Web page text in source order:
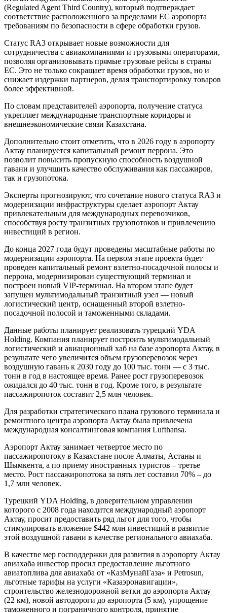
(Regulated Agent Third Country), который подтверждает
соответствие расположенного за пределами ЕС аэропорта
требованиям по безопасности в сфере обработки грузов.
Статус RA3 открывает новые возможности для
сотрудничества с авиакомпаниями и грузовыми операторами,
позволяя организовывать прямые грузовые рейсы в страны
ЕС. Это не только сокращает время обработки грузов, но и
снижает издержки партнеров, делая транспортировку товаров
более эффективной.
По словам представителей аэропорта, получение статуса
укрепляет международные транспортные коридоры и
внешнеэкономические связи Казахстана.
Дополнительно стоит отметить, что в 2026 году в аэропорту
Актау планируется капитальный ремонт перрона. Это
позволит повысить пропускную способность воздушной
гавани и улучшить качество обслуживания как пассажиров,
так и грузопотока.
Эксперты прогнозируют, что сочетание нового статуса RA3 и
модернизации инфраструктуры сделает аэропорт Актау
привлекательным для международных перевозчиков,
способствуя росту транзитных грузопотоков и привлечению
инвестиций в регион.
До конца 2027 года будут проведены масштабные работы по
модернизации аэропорта. На первом этапе проекта будет
проведен капитальный ремонт взлетно-посадочной полосы и
перрона, модернизирован существующий терминал и
построен новый VIP-терминал. На втором этапе будет
запущен мультимодальный транзитный узел — новый
логистический центр, оснащенный второй взлетно-
посадочной полосой и таможенными складами.
Данные работы планирует реализовать турецкий YDA
Holding. Компания планирует построить мультимодальный
логистический и авиационный хаб на базе аэропорта Актау, в
результате чего увеличится объем грузоперевозок через
воздушную гавань к 2030 году до 100 тыс. тонн — с 3 тыс.
тонн в год в настоящее время. Ранее рост грузоперевозок
ожидался до 40 тыс. тонн в год. Кроме того, в результате
пассажиропоток составит 2,5 млн человек.
Для разработки стратегического плана грузового терминала и
ремонтного центра аэропорта Актау была привлечена
международная консалтинговая компания Lufthansa.
Аэропорт Актау занимает четвертое место по
пассажиропотоку в Казахстане после Алматы, Астаны и
Шымкента, а по приему иностранных туристов – третье
место. Рост пассажиропотока за пять лет составил 70% – до
1,7 млн человек.
Турецкий YDA Holding, в доверительном управлении
которого с 2008 года находится международный аэропорт
Актау, просит предоставить ряд льгот для того, чтобы
стимулировать вложение $442 млн инвестиций в развитие
этой воздушной гавани в качестве регионального авиахаба.
В качестве мер господдержки для развития в аэропорту Актау
авиахаба инвестор просил предоставление льготного
авиатоплива для авиахаба от «КазМунайГаза» и Petrosun,
льготные тарифы на услуги «Казаэронавигации»,
строительство железнодорожной ветки до аэропорта Актау
(22 км), новой автодороги до аэропорта (5 км), упрощение
таможенного и пограничного контроля, принятие